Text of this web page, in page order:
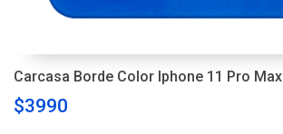
Carcasa Borde Color Iphone 11 Pro Max
$3990